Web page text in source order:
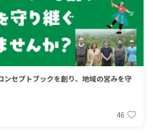
ンセプトブックを創り、地域の営みを守
46